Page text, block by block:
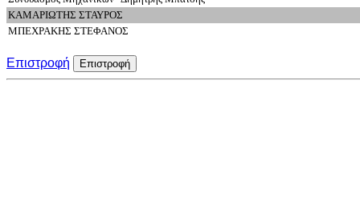
ΚΑΜΑΡΙΩΤΗΣ ΣΤΑΥΡΟΣ
ΜΠΕΧΡΑΚΗΣ ΣΤΕΦΑΝΟΣ
Επιστροφή